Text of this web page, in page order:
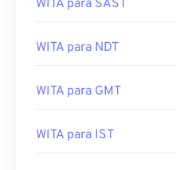
WITA para SAST
WITA para NDT
WITA para GMT
WITA para IST